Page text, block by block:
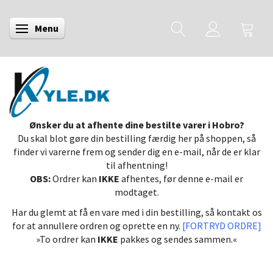
Skifte navigation
Menu
Ønsker du at afhente dine bestilte varer i Hobro?
Du skal blot gøre din bestilling færdig her på shoppen, så
finder vi varerne frem og sender dig en e-mail, når de er klar
til afhentning!
OBS:Ordrer kan IKKE afhentes, før denne e-mail er
modtaget.
Har du glemt at få en vare med i din bestilling, så kontakt os
for at annullere ordren og oprette en ny. [FORTRYD ORDRE]
»To ordrer kan IKKE pakkes og sendes sammen.«